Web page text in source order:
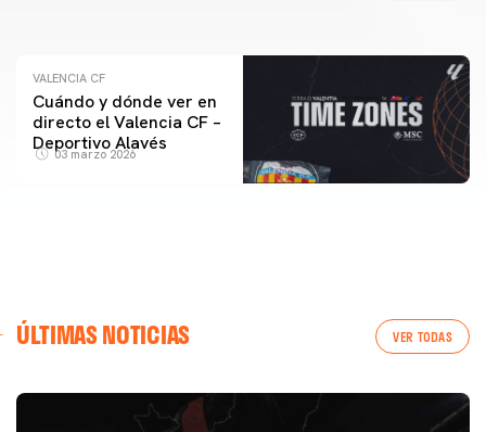
VALENCIA CF
Cuándo y dónde ver en
directo el Valencia CF –
Deportivo Alavés
03 marzo 2026
ÚLTIMAS NOTICIAS VER TODAS